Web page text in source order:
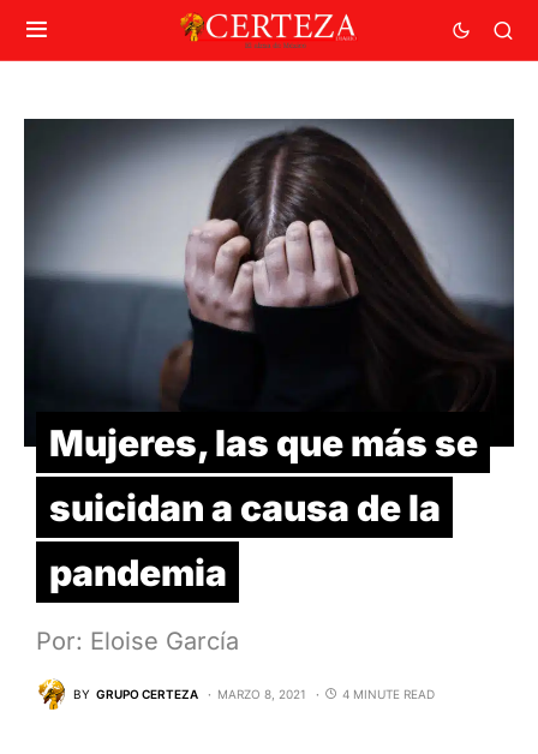
Mujeres, las que más se
suicidan a causa de la
pandemia
Por: Eloise García
BY GRUPO CERTEZA MARZO 8, 2021 4 MINUTE READ